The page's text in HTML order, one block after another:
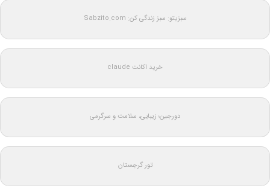
سبزیتو: سبز زندگی کن: Sabzito.com
خرید اکانت claude
دورجین؛ زیبایی، سلامت و سرگرمی
تور گرجستان